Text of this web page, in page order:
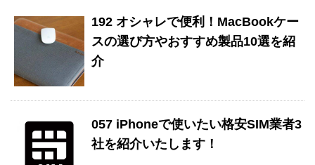
192 オシャレで便利！MacBookケー
スの選び方やおすすめ製品10選を紹
介
057 iPhoneで使いたい格安SIM業者3
社を紹介いたします！